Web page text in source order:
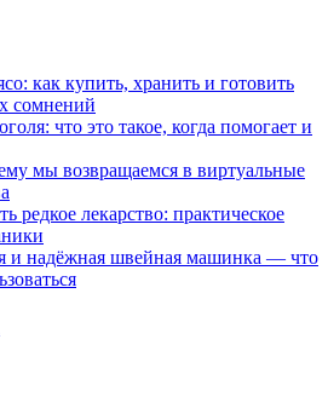
как купить, хранить и готовить
сомнений
что это такое, когда помогает и
мы возвращаемся в виртуальные
редкое лекарство: практическое
и надёжная швейная машинка — что